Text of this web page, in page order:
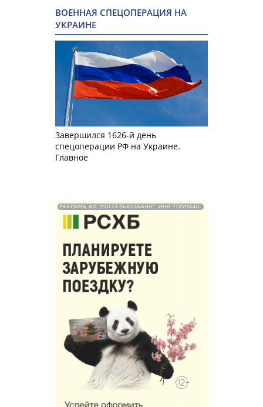
ВОЕННАЯ СПЕЦОПЕРАЦИЯ НА
УКРАИНЕ
Завершился 1626-й день
спецоперации РФ на Украине.
Главное
РЕКЛАМА АО "РОССЕЛЬХОЗБАНК". ИНН 772511448.